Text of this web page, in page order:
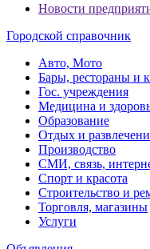
Новости
Городской справочник
Авто, Мото
Бары, рестораны и
Гос. учреждения
Медицина и
Образование
Отдых и
Производство
СМИ, связь,
Спорт и красота
Строительство и
Торговля, магазины
Услуги